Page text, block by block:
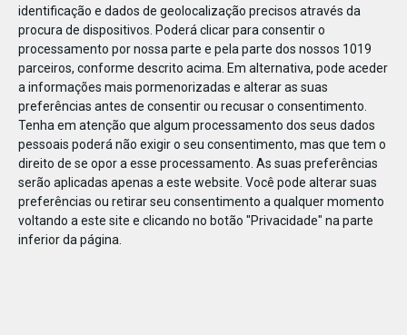
identificação e dados de geolocalização precisos através da
procura de dispositivos. Poderá clicar para consentir o
processamento por nossa parte e pela parte dos nossos 1019
parceiros, conforme descrito acima. Em alternativa, pode aceder
a informações mais pormenorizadas e alterar as suas
preferências antes de consentir ou recusar o consentimento.
Tenha em atenção que algum processamento dos seus dados
pessoais poderá não exigir o seu consentimento, mas que tem o
direito de se opor a esse processamento. As suas preferências
serão aplicadas apenas a este website. Você pode alterar suas
preferências ou retirar seu consentimento a qualquer momento
voltando a este site e clicando no botão "Privacidade" na parte
inferior da página.
85903475351413